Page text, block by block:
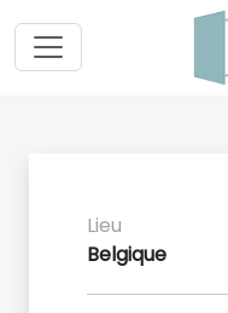
Lieu
Belgique